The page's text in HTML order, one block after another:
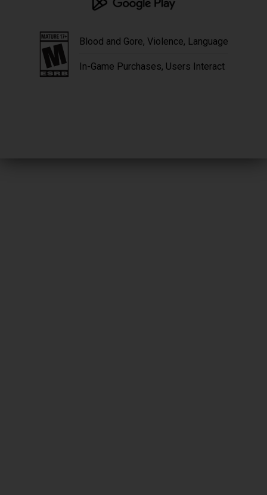
Blood and Gore, Violence, Language
In-Game Purchases, Users Interact